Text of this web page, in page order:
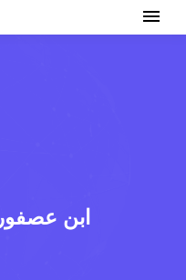
İbni Usfur - ابن عصفور